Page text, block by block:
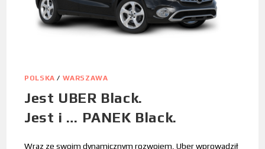
POLSKA / WARSZAWA
Jest UBER Black.
Jest i … PANEK Black.
Wraz ze swoim dynamicznym rozwojem, Uber wprowadził